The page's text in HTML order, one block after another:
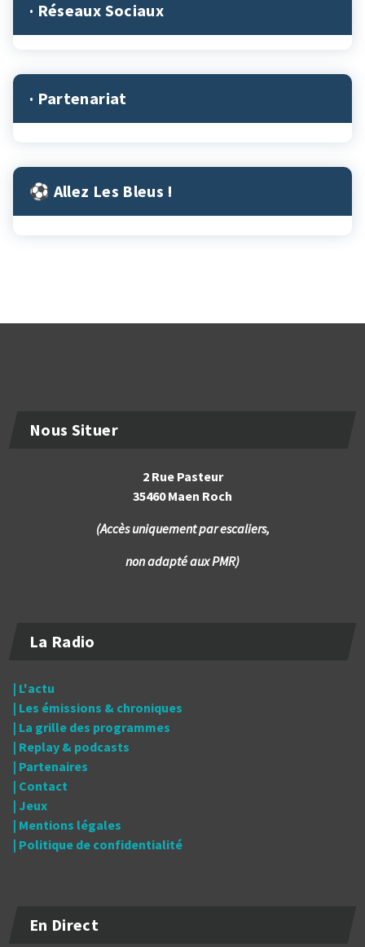
· Réseaux Sociaux
· Partenariat
⚽︎ Allez Les Bleus !
Nous Situer
2 Rue Pasteur
35460 Maen Roch
(Accès uniquement par escaliers,
non adapté aux PMR)
La Radio
| L'actu
| Les émissions & chroniques
| La grille des programmes
| Replay & podcasts
| Partenaires
| Contact
| Jeux
| Mentions légales
| Politique de confidentialité
En Direct